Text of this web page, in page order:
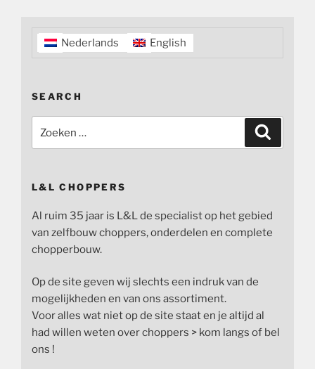
Nederlands English
SEARCH
naar:
L&L CHOPPERS
Al ruim 35 jaar is L&L de specialist op het gebied
van zelfbouw choppers, onderdelen en complete
chopperbouw.
Op de site geven wij slechts een indruk van de
mogelijkheden en van ons assortiment.
Voor alles wat niet op de site staat en je altijd al
had willen weten over choppers > kom langs of bel
ons !